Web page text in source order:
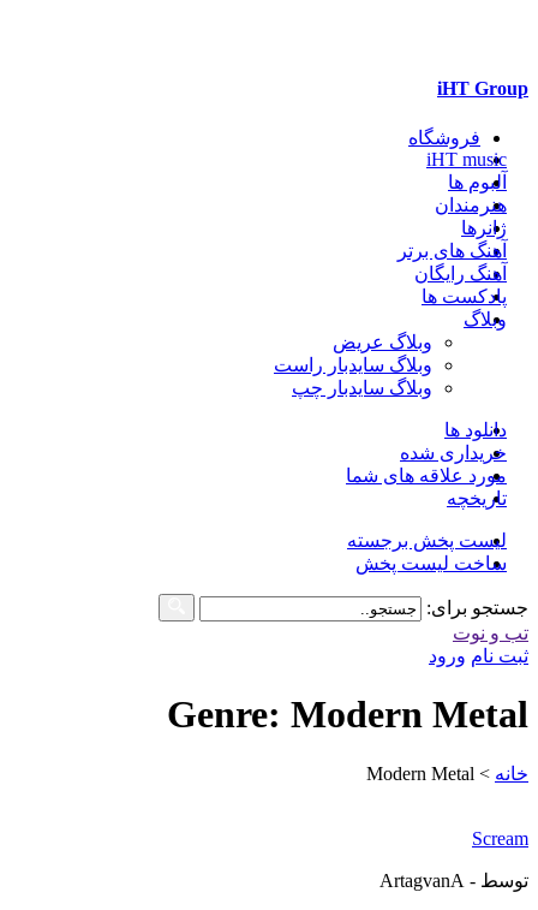
iHT Group
فروشگاه
iHT music
آلبوم ها
هنرمندان
ژانرها
آهنگ های برتر
آهنگ رایگان
پادکست ها
وبلاگ
وبلاگ عریض
وبلاگ سایدبار راست
وبلاگ سایدبار چپ
دانلود ها
خریداری شده
مورد علاقه های شما
تاریخچه
لیست پخش برجسته
ساخت لیست پخش
جستجو برای:
تب و نوت
ثبت نام ورود
Genre: Modern Metal
خانه >
Modern Metal
Scream
توسط - ArtagvanA